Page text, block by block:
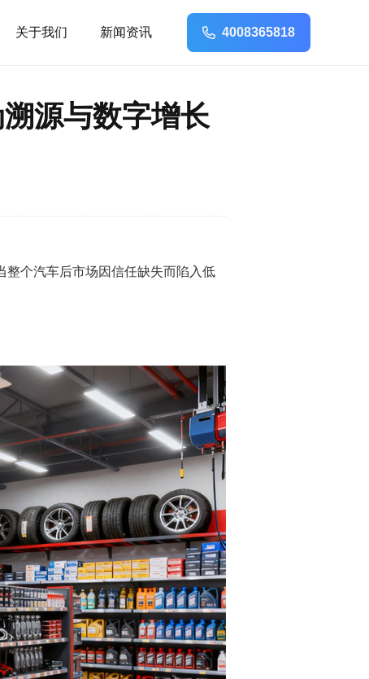
关于我们 新闻资讯 4008365818
源与数字增长
整个汽车后市场因信任缺失而陷入低